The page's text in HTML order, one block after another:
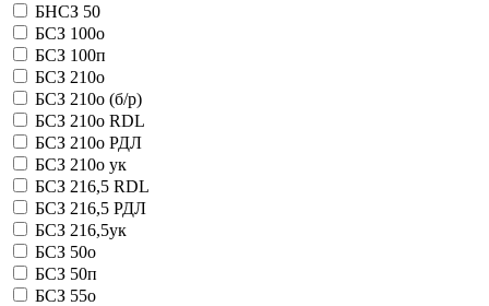
БНСЗ 50
БСЗ 100о
БСЗ 100п
БСЗ 210о
БСЗ 210о (б/р)
БСЗ 210о RDL
БСЗ 210о РДЛ
БСЗ 210о ук
БСЗ 216,5 RDL
БСЗ 216,5 РДЛ
БСЗ 216,5ук
БСЗ 50о
БСЗ 50п
БСЗ 55о